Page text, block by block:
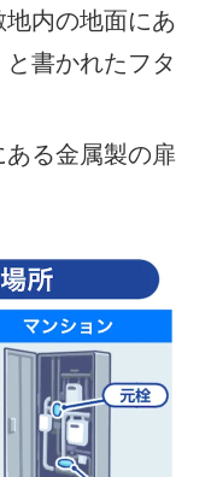
内の地面にあ
書かれたフタ
る金属製の扉